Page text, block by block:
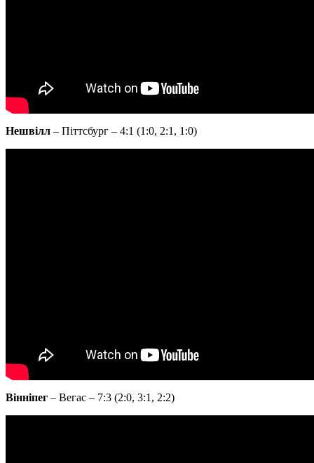
Нешвілл – Піттсбург – 4:1 (1:0, 2:1, 1:0)
Вінніпег – Вегас – 7:3 (2:0, 3:1, 2:2)